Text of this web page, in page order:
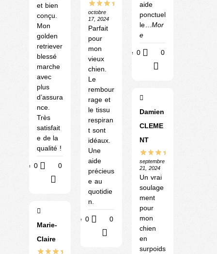
et bien
conçu.
Mon
golden
retriever
blessé
marche
avec
plus
d’assura
nce.
Très
satisfait
e de la
qualité !
Utile 0 0
Marie-
Claire
octobre
17, 2024
Parfait
pour
mon
vieux
chien.
Le
rembour
rage et
le tissu
respiran
t sont
idéaux.
Une
aide
précieus
e au
quotidie
n.
Utile 0 0
aide
ponctuel
le
...Mor
e
Utile 0 0
Damien
CLEME
NT
septembre
21, 2024
Un vrai
soulage
ment
pour
mon
chien
en
surpoids